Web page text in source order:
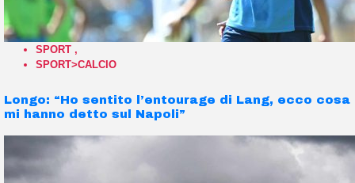
SPORT ,
SPORT>CALCIO
Longo: “Ho sentito l’entourage di Lang, ecco cosa
mi hanno detto sul Napoli”